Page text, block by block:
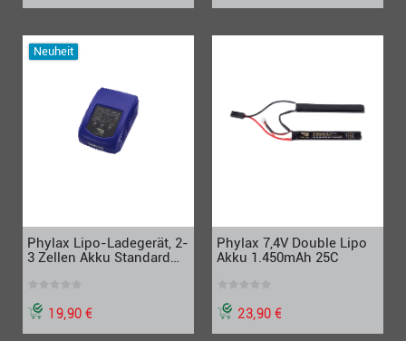
Neuheit
Phylax Lipo-Ladegerät, 2-
3 Zellen Akku Standard
19,90 €
Phylax 7,4V Double Lipo
Akku 1.450mAh 25C
23,90 €